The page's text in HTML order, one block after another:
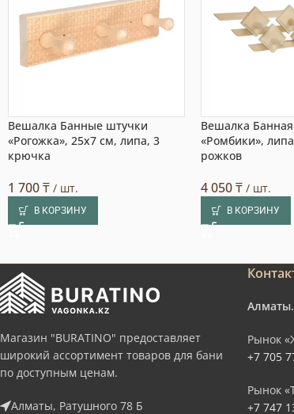
Вешалка Банные штучки
«Рогожка», 25х7 см, липа, 3
крючка
1 700₸ / шт.
В КОРЗИНУ
Вешалка
«Ромбики»,
рожков
4 050₸ / шт.
В КОРЗИНУ
Магазин "BURATINO" предоставляет
широкий ассортимент товаров для бани
по доступным ценам.
Алматы, Ратушного 78 Б
Алматы.
Рынок
+7 705
Рынок
+7 747